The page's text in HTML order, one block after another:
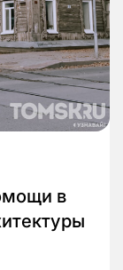
в